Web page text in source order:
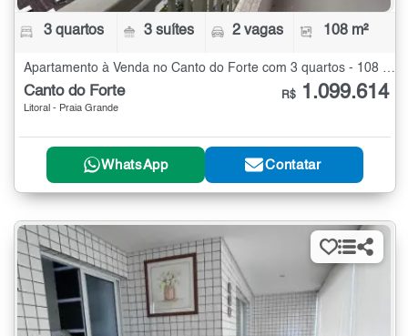
3 quartos 3 suítes 2 vagas 108 m²
Apartamento à Venda no Canto do Forte com 3 quartos - 108 m²
Canto do Forte
Litoral - Praia Grande
R$ 1.099.614
WhatsApp Contatar